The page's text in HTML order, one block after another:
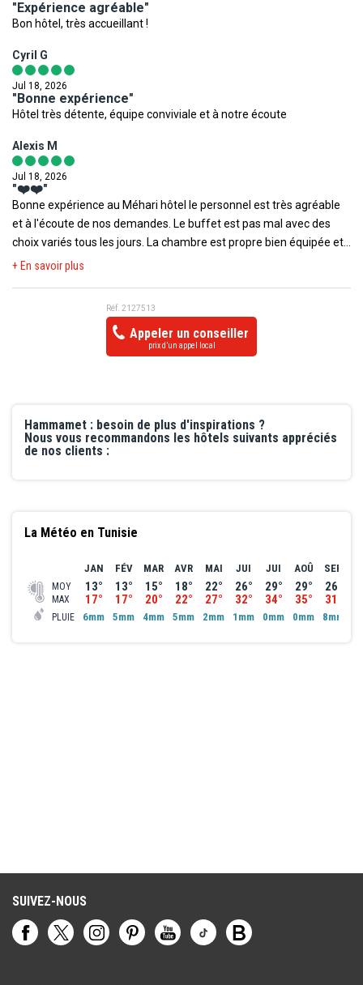
1 soin thérapeutique: drainage lymphatique / presso thérapie
CURE EXOTIQUE (04 soins par jour) : indispensable pour ceux qui
cherchent une évasion profonde et nouvelle expérience.
Résultats attendus : ce programme exquis vous offre ce qu'il y a
de plus doux pour gâter vos sens. Votre corps est ressourcé et
plein d'énergie, votre peau est sublimée grâce aux
enveloppements et massages.
2 soins d'hydrothérapie (aquabike / douche à jet /massage sous
affusion / douche sous marine)
1 soin d'algotnérapie (enveloppement algues / ghassoul /
chocolat / miel / henné)
1 massage oriental (massage aux pierres chaudes / Shiatsu /
"Expérience agréable"
Bon hôtel, très accueillant !
Cyril G
Jul 18, 2026
"Bonne expérience"
Hôtel très détente, équipe conviviale et à notre écoute
Alexis M
Jul 18, 2026
"❤️❤️"
Bonne expérience au Méhari hôtel le personnel est très agréable
et à l'écoute de nos demandes. Le buffet est pas mal avec des
choix variés tous les jours. La chambre est propre bien équipée et
nettoyée tous les jours.
+ En savoir plus
Réf. 2127513
Appeler un conseiller
prix d’un appel local
Hammamet : besoin de plus d'inspirations ?
Nous vous recommandons les hôtels suivants appréciés
de nos clients :
La Météo en Tunisie
MOY
MAX
PLUIE
JAN
13°
17°
6mm
FÉV
13°
17°
5mm
MAR
15°
20°
4mm
AVR
18°
22°
5mm
MAI
22°
27°
2mm
JUI
26°
32°
1mm
JUI
29°
34°
0mm
AOÛ
29°
35°
0mm
SEP
26°
31°
8mm
SUIVEZ-NOUS